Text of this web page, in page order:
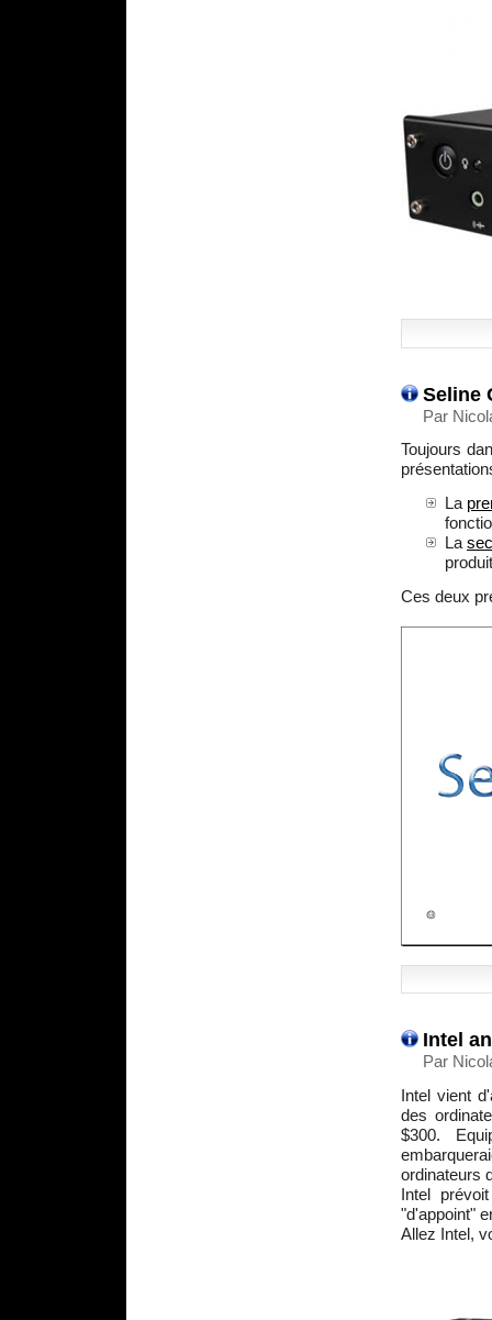
Seline
Par
Toujours
La
La
Ces deux
Intel
Par
Intel vient
des
$300.
ordinateurs
Intel
"d'appoint"
Allez Intel,